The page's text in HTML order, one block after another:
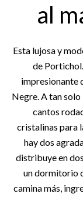
al
Esta lujosa y
de
impresionante
Negre. A tan
cantos
cristalinas para
hay dos
distribuye en
un dormitorio
camina más,